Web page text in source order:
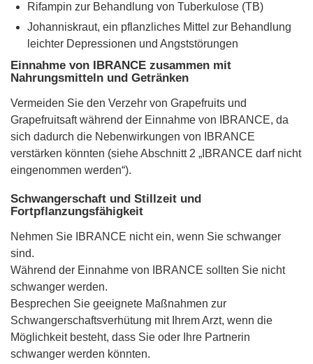
Rifampin zur Behandlung von Tuberkulose (TB)
Johanniskraut, ein pflanzliches Mittel zur Behandlung
leichter Depressionen und Angststörungen
Einnahme von IBRANCE zusammen mit
Nahrungsmitteln und Getränken
Vermeiden Sie den Verzehr von Grapefruits und
Grapefruitsaft während der Einnahme von IBRANCE, da
sich dadurch die Nebenwirkungen von IBRANCE
verstärken könnten (siehe Abschnitt 2 „IBRANCE darf nicht
eingenommen werden“).
Schwangerschaft und Stillzeit und
Fortpflanzungsfähigkeit
Nehmen Sie IBRANCE nicht ein, wenn Sie schwanger
sind.
Während der Einnahme von IBRANCE sollten Sie nicht
schwanger werden.
Besprechen Sie geeignete Maßnahmen zur
Schwangerschaftsverhütung mit Ihrem Arzt, wenn die
Möglichkeit besteht, dass Sie oder Ihre Partnerin
schwanger werden könnten.